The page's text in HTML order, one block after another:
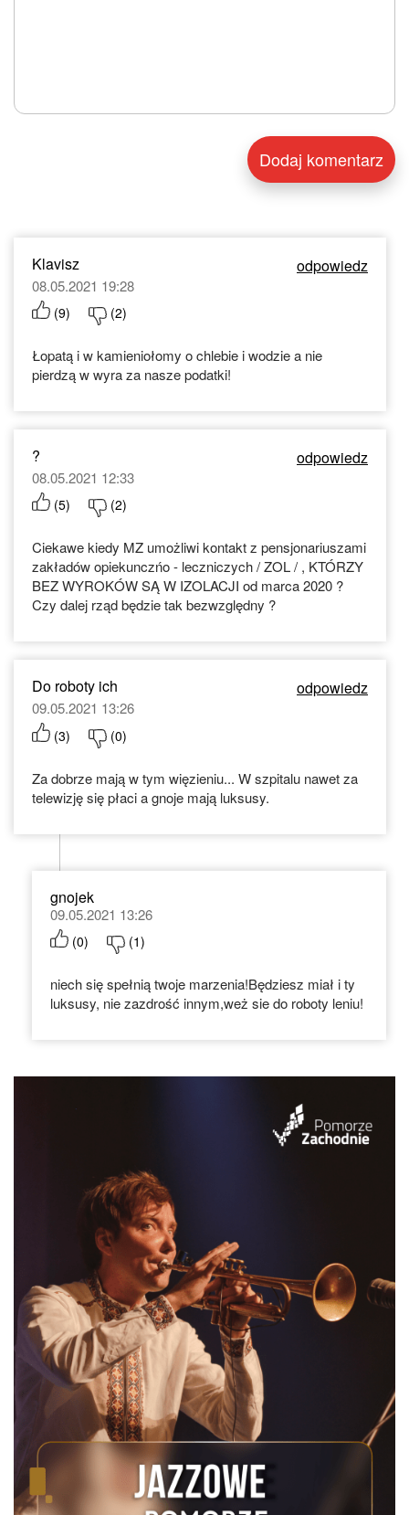
Klavisz odpowiedz
08.05.2021 19:28
(9) (2)
Łopatą i w kamieniołomy o chlebie i wodzie a nie
pierdzą w wyra za nasze podatki!
? odpowiedz
08.05.2021 12:33
(5) (2)
Ciekawe kiedy MZ umożliwi kontakt z pensjonariuszami
zakładów opiekunczńo - leczniczych / ZOL / , KTÓRZY
BEZ WYROKÓW SĄ W IZOLACJI od marca 2020 ?
Czy dalej rząd będzie tak bezwzględny ?
Do roboty ich odpowiedz
09.05.2021 13:26
(3) (0)
Za dobrze mają w tym więzieniu... W szpitalu nawet za
telewizję się płaci a gnoje mają luksusy.
gnojek
09.05.2021 13:26
(0) (1)
niech się spełnią twoje marzenia!Będziesz miał i ty
luksusy, nie zazdrość innym,weż sie do roboty leniu!